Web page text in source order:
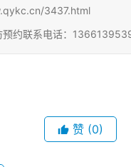
3437.html
预约联系电话：
赞 (0)